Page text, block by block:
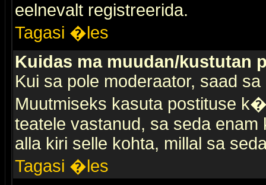
eelnevalt registreerida.
Tagasi �les
Kuidas ma muudan/kustutan
Kui sa pole moderaator, saad
Muutmiseks kasuta postituse
teatele vastanud, sa seda
alla kiri selle kohta, millal sa
Tagasi �les